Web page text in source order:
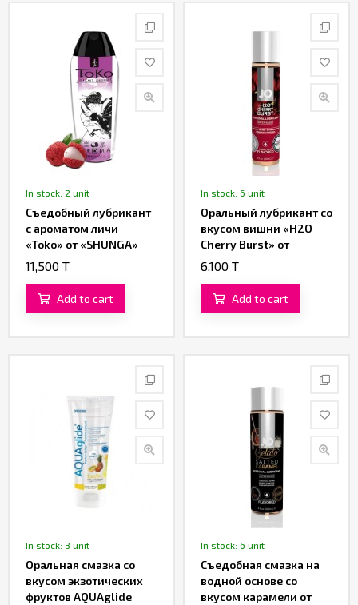
In stock: 2 unit
Съедобный лубрикант
с ароматом личи
«Toko» от «SHUNGA»
(165 ML)
11,500 T
Add to cart
In stock: 6 unit
Оральный лубрикант со
вкусом вишни «H2O
Cherry Burst» от
«System JO» 30 ML
6,100 T
Add to cart
In stock: 3 unit
Оральная смазка со
вкусом экзотических
фруктов AQUAglide
In stock: 6 unit
Съедобная смазка на
водной основе со
вкусом карамели от